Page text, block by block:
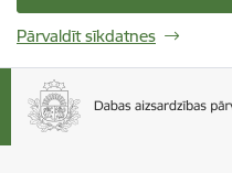
Pārvaldīt sīkdatnes